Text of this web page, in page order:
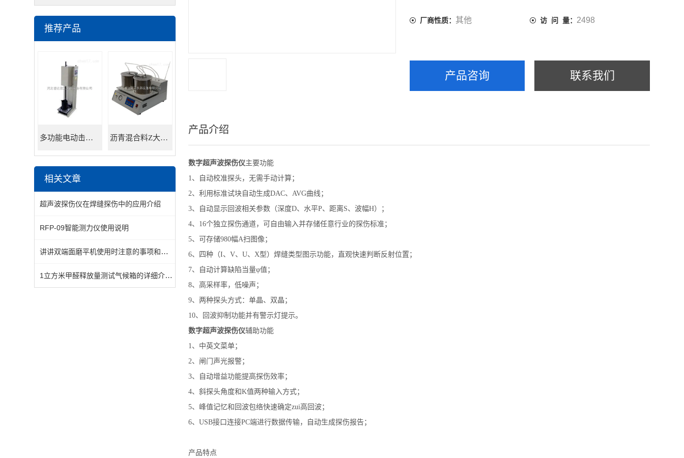
推荐产品
多功能电动击实仪 沥青混合料Z大理论相对密度仪
相关文章
超声波探伤仪在焊缝探伤中的应用介绍
RFP-09智能测力仪使用说明
讲讲双端面磨平机使用时注意的事项和维护保养
1立方米甲醛释放量测试气候箱的详细介绍/售后服务
厂商性质： 其他 访 问 量： 2498
产品咨询 联系我们
产品介绍
数字超声波探伤仪主要功能
1、自动校准探头，无需手动计算；
2、利用标准试块自动生成DAC、AVG曲线；
3、自动显示回波相关参数（深度D、水平P、距离S、波幅H）；
4、16个独立探伤通道，可自由输入并存储任意行业的探伤标准；
5、可存储980幅A扫图像；
6、四种（I、V、U、X型）焊缝类型图示功能，直观快速判断反射位置；
7、自动计算缺陷当量φ值；
8、高采样率，低噪声；
9、两种探头方式：单晶、双晶；
10、回波抑制功能并有警示灯提示。
数字超声波探伤仪辅助功能
1、中英文菜单；
2、闸门声光报警；
3、自动增益功能提高探伤效率；
4、斜探头角度和K值两种输入方式；
5、峰值记忆和回波包络快速确定zui高回波；
6、USB接口连接PC端进行数据传输，自动生成探伤报告；
产品特点